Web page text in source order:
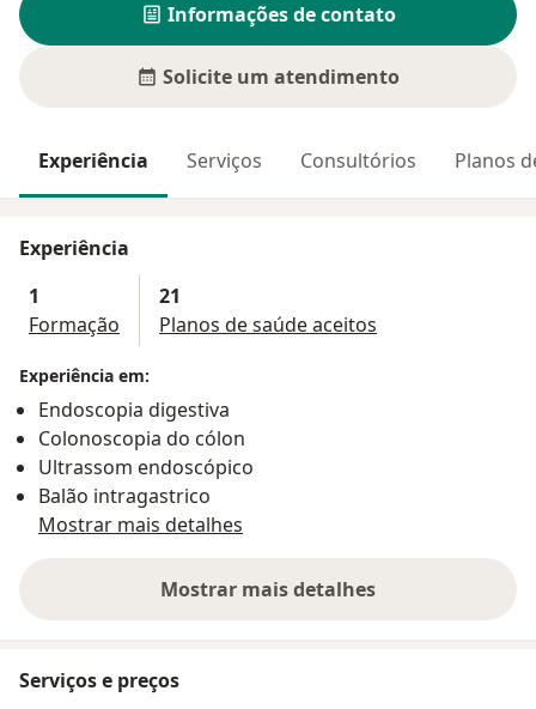
Informações de contato
Solicite um atendimento
Experiência Serviços Consultórios Planos
Experiência
1
Formação
21
Planos de saúde aceitos
Experiência em:
Endoscopia digestiva
Colonoscopia do cólon
Ultrassom endoscópico
Balão intragastrico
Mostrar mais detalhes
Mostrar mais detalhes
sobre a experiência
Serviços e preços